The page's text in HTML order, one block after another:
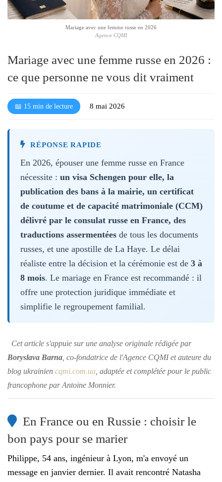
l
é
Mariage avec une femme russe en 2026
Agence CQMI
Mariage avec une femme russe en 2026 :
ce que personne ne vous dit vraiment
📖 15 min de lecture 8 mai 2026
RÉPONSE RAPIDE
En 2026, épouser une femme russe en France
nécessite : un visa Schengen pour elle, la
publication des bans à la mairie, un certificat
de coutume et de capacité matrimoniale (CCM)
délivré par le consulat russe en France, des
traductions assermentées de tous les documents
russes, et une apostille de La Haye. Le délai
réaliste entre la décision et la cérémonie est de 3 à
8 mois. Le mariage en France est recommandé : il
offre une protection juridique immédiate et
simplifie le regroupement familial.
Cet article s'appuie sur une analyse originale rédigée par
Boryslava Barna , co-fondatrice de l'Agence CQMI et auteure du
blog ukrainien cqmi.com.ua , adaptée et complétée pour le public
francophone par Antoine Monnier.
En France ou en Russie : choisir le
bon pays pour se marier
Philippe, 54 ans, ingénieur à Lyon, m'a envoyé un
message en janvier dernier. Il avait rencontré Natasha